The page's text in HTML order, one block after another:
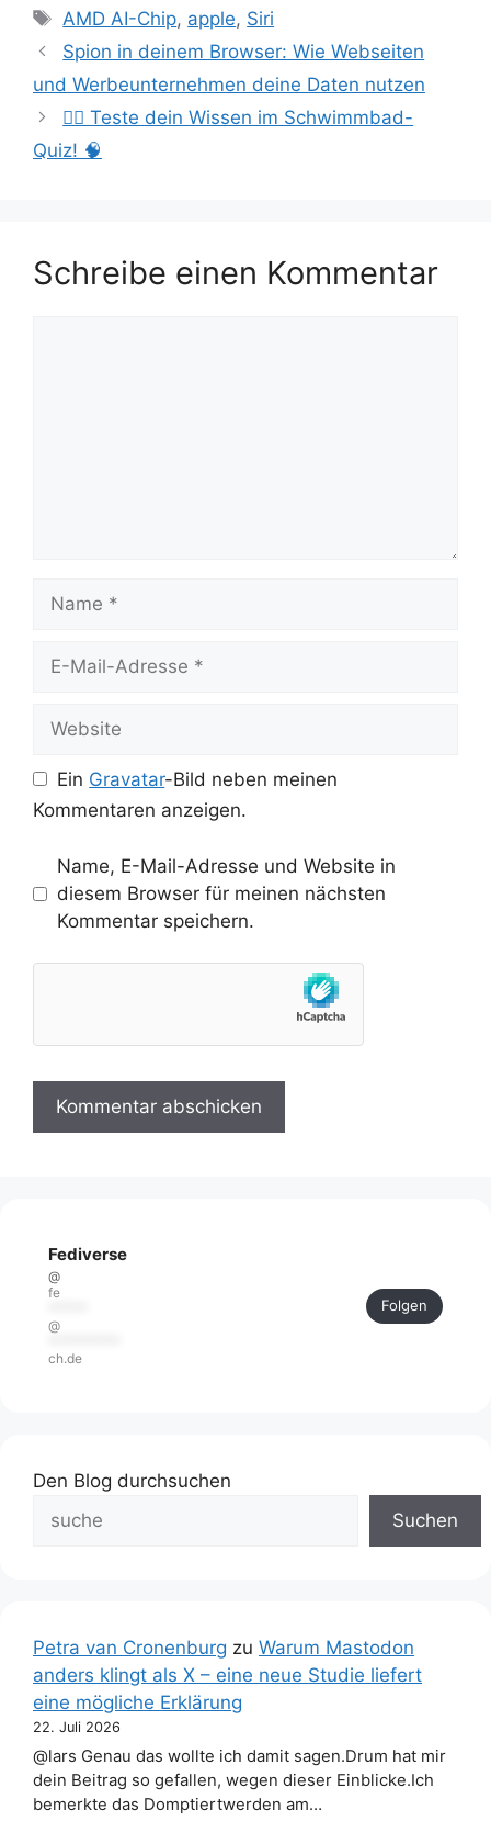
Schlagwörter
AMD AI-Chip, apple, Siri
Spion in deinem Browser: Wie Webseiten
und Werbeunternehmen deine Daten nutzen
🏊‍♂️ Teste dein Wissen im Schwimmbad-
Quiz! 🧠
Schreibe einen Kommentar
Name
Website
Ein Gravatar-Bild neben meinen
Kommentaren anzeigen.
Name, E-Mail-Adresse und Website in
diesem Browser für meinen nächsten
Kommentar speichern.
Fediverse
@
fe
@
ch.de
Folgen
Den Blog durchsuchen
Suchen
Petra van Cronenburg zu Warum Mastodon
anders klingt als X – eine neue Studie liefert
eine mögliche Erklärung
22. Juli 2026
@lars Genau das wollte ich damit sagen.Drum hat mir
dein Beitrag so gefallen, wegen dieser Einblicke.Ich
bemerkte das Domptiertwerden am…